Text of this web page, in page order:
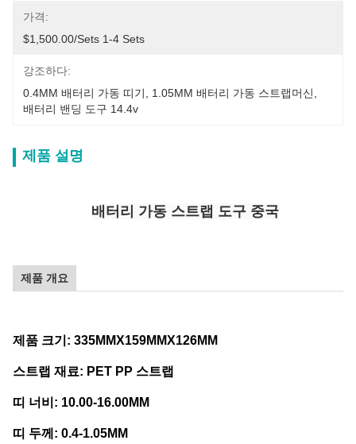
가격:
$1,500.00/sets 1-4 Sets
강조하다:
0.4MM 배터리 가동 띠기
1.05MM 배터리 가동 스트랩머신
배터리 밴딩 도구 14.4v
제품 설명
배터리 가동 스트랩 도구 중국
제품 개요
제품 크기: 335MMX159MMX126MM
스트랩 재료: PET PP 스트랩
띠 너비: 10.00-16.00MM
띠 두께: 0.4-1.05MM